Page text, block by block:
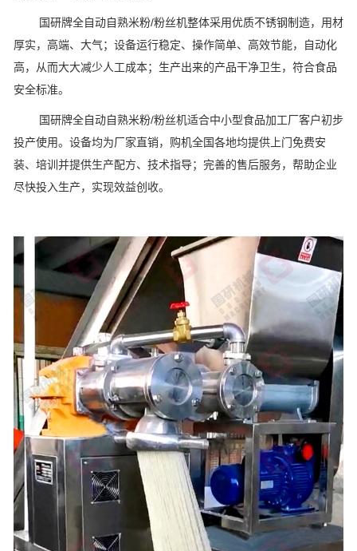
国研牌全自动自熟米粉/粉丝机整体采用优质不锈钢制造，用材
厚实，高端、大气；设备运行稳定、操作简单、高效节能，自动化
高，从而大大减少人工成本；生产出来的产品干净卫生，符合食品
安全标准。
国研牌全自动自熟米粉/粉丝机适合中小型食品加工厂客户初步
投产使用。设备均为厂家直销，购机全国各地均提供上门免费安
装、培训并提供生产配方、技术指导；完善的售后服务，帮助企业
尽快投入生产，实现效益创收。